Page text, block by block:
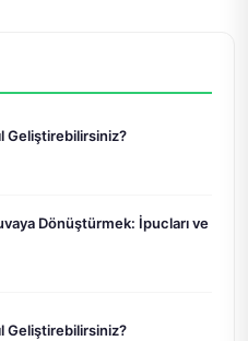
Geliştirebilirsiniz?
Dönüştürmek: İpucları ve
Geliştirebilirsiniz?